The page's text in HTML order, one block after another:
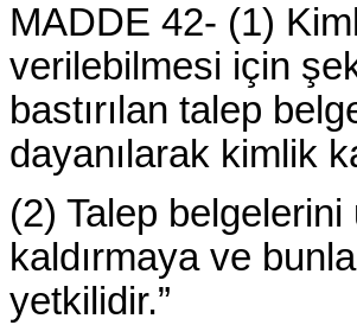
MADDE 42- (1)
verilebilmesi için
bastırılan talep
dayanılarak kimlik
(2) Talep
kaldırmaya ve
yetkilidir.”